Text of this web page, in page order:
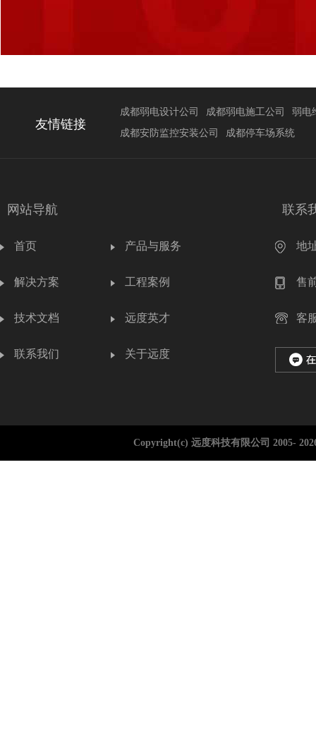
友情链接
成都弱电设计公司 成都弱电施工公司
弱电
成都安防监控安装公司
成都停车场系统
网站导航
首页 产品与服务
解决方案 工程案例
技术文档 远度英才
联系我们 关于远度
联系
地
售
客
Copyright(c) 远度科技有限公司 2005-